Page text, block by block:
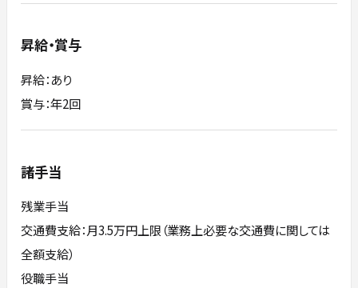
昇給・賞与
昇給：あり
賞与：年2回
諸手当
残業手当
交通費支給：月3.5万円上限（業務上必要な交通費に関しては
全額支給）
役職手当